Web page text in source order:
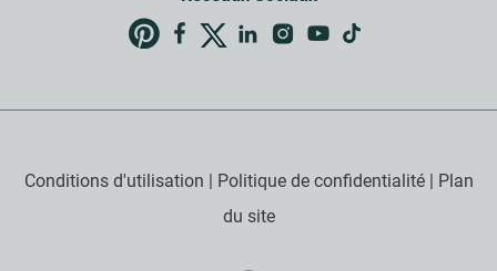
Conditions d'utilisation | Politique de confidentialité| Plan
du site